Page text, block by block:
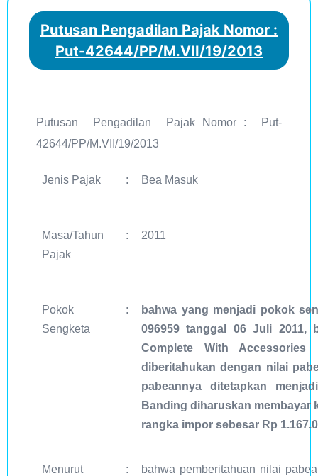
Putusan Pengadilan Pajak Nomor :
Put-42644/PP/M.VII/19/2013
Putusan Pengadilan Pajak Nomor : Put-
42644/PP/M.VII/19/2013
Jenis Pajak : Bea Masuk
Masa/Tahun
Pajak
: 2011
Pokok
Sengketa
:
bahwa yang menjadi pokok
096959 tanggal 06 Juli 2011,
Complete With
diberitahukan dengan nilai
pabeannya ditetapkan
Banding diharuskan membayar
rangka impor sebesar Rp
Menurut
:
bahwa pemberitahuan nilai